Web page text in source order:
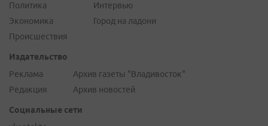
Политика
Экономика
Происшествия
Интервью
Город на ладони
Издательство
Реклама
Редакция
Архив газеты "Владивосток"
Архив новостей
Социальные сети